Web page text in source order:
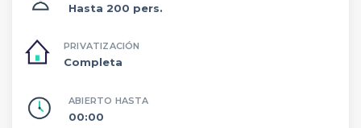
Hasta 200 pers.
PRIVATIZACIÓN
Completa
ABIERTO HASTA
00:00